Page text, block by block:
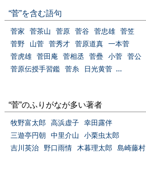
“菅”を含む語句
菅家 菅茶山 菅原 菅谷 菅忠雄
菅笠
菅野
山菅 菅秀才 菅原道真
一本菅
菅虎雄
菅田庵 菅相丞 菅疊 小菅
菅公
菅原伝授手習鑑
菅糸 日光黄菅 ...
“菅”のふりがなが多い著者
牧野富太郎 高浜虚子
幸田露伴
三遊亭円朝
中里介山
小栗虫太郎
吉川英治
野口雨情 木暮理太郎 島崎藤村